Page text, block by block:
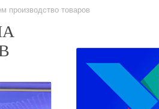
производство товаров